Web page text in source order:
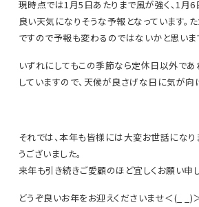
現時点では1月5日あたりまで風が強く、1月
良い天気になりそうな予報となっています。
ですので予報も変わるのではないかと思いま
いずれにしてもこの季節なら定休日以外で
していますので、天候が良さげな日に気が向
それでは、本年も皆様には大変お世話になり
うございました。
来年も引き続きご愛顧のほど宜しくお願い申
どうぞ良いお年をお迎えくださいませ＜(_ _)